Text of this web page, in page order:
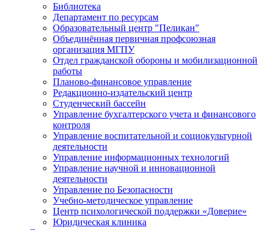
Библиотека
Департамент по ресурсам
Образовательный центр "Пеликан"
Объединённая первичная профсоюзная
организация МГПУ
Отдел гражданской обороны и мобилизационной
работы
Планово-финансовое управление
Редакционно-издательский центр
Студенческий бассейн
Управление бухгалтерского учета и финансового
контроля
Управление воспитательной и социокультурной
деятельности
Управление информационных технологий
Управление научной и инновационной
деятельности
Управление по Безопасности
Учебно-методическое управление
Центр психологической поддержки «Доверие»
Юридическая клиника